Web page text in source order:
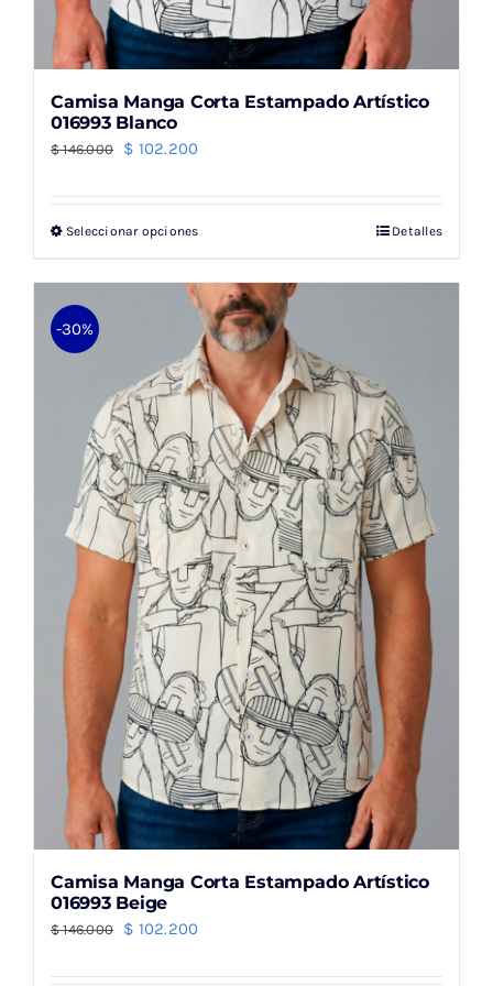
Camisa Manga Corta Estampado Artístico
016993 Blanco
$146.000
El
era:
$ 102.200
es:
Seleccionar opcionesEste
tiene
múltiples
variantes.
Las
opciones
se
pueden
elegir
en
la
página
de
producto
Detalles
-30%
Camisa Manga Corta Estampado Artístico
016993 Beige
$146.000
El
$ 102.200